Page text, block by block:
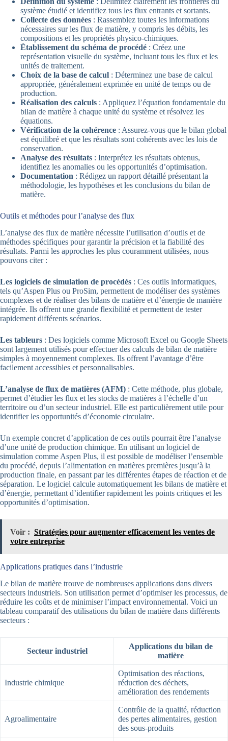
système étudié et identifiez tous les flux entrants et sortants.
Collecte des données : Rassemblez toutes les informations
nécessaires sur les flux de matière, y compris les débits, les
compositions et les propriétés physico-chimiques.
Établissement du schéma de procédé : Créez une
représentation visuelle du système, incluant tous les flux et les
unités de traitement.
Choix de la base de calcul : Déterminez une base de calcul
appropriée, généralement exprimée en unité de temps ou de
production.
Réalisation des calculs : Appliquez l’équation fondamentale du
bilan de matière à chaque unité du système et résolvez les
équations.
Vérification de la cohérence : Assurez-vous que le bilan global
est équilibré et que les résultats sont cohérents avec les lois de
conservation.
Analyse des résultats : Interprétez les résultats obtenus,
identifiez les anomalies ou les opportunités d’optimisation.
Documentation : Rédigez un rapport détaillé présentant la
méthodologie, les hypothèses et les conclusions du bilan de
matière.
Outils et méthodes pour l’analyse des flux
L’analyse des flux de matière nécessite l’utilisation d’outils et de
méthodes spécifiques pour garantir la précision et la fiabilité des
résultats. Parmi les approches les plus couramment utilisées, nous
pouvons citer :
Les logiciels de simulation de procédés : Ces outils informatiques,
tels qu’Aspen Plus ou ProSim, permettent de modéliser des systèmes
complexes et de réaliser des bilans de matière et d’énergie de manière
intégrée. Ils offrent une grande flexibilité et permettent de tester
rapidement différents scénarios.
Les tableurs : Des logiciels comme Microsoft Excel ou Google Sheets
sont largement utilisés pour effectuer des calculs de bilan de matière
simples à moyennement complexes. Ils offrent l’avantage d’être
facilement accessibles et personnalisables.
L’analyse de flux de matières (AFM) : Cette méthode, plus globale,
permet d’étudier les flux et les stocks de matières à l’échelle d’un
territoire ou d’un secteur industriel. Elle est particulièrement utile pour
identifier les opportunités d’économie circulaire.
Un exemple concret d’application de ces outils pourrait être l’analyse
d’une unité de production chimique. En utilisant un logiciel de
simulation comme Aspen Plus, il est possible de modéliser l’ensemble
du procédé, depuis l’alimentation en matières premières jusqu’à la
production finale, en passant par les différentes étapes de réaction et de
séparation. Le logiciel calcule automatiquement les bilans de matière et
d’énergie, permettant d’identifier rapidement les points critiques et les
opportunités d’optimisation.
Voir : Stratégies pour augmenter efficacement les ventes de
votre entreprise
Applications pratiques dans l’industrie
Le bilan de matière trouve de nombreuses applications dans divers
secteurs industriels. Son utilisation permet d’optimiser les processus, de
réduire les coûts et de minimiser l’impact environnemental. Voici un
tableau comparatif des utilisations du bilan de matière dans différents
secteurs :
Secteur industriel
Applications du bilan de
matière
Industrie chimique
Optimisation des réactions,
réduction des déchets,
amélioration des rendements
Agroalimentaire
Contrôle de la qualité, réduction
des pertes alimentaires, gestion
des sous-produits